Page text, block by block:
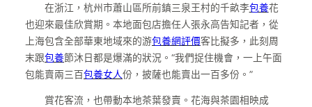
在浙江，杭州市蕭山區所前鎮三泉王村的千畝李包養花
也迎來最佳欣賞期。本地面包店擔任人張永高告知記者，從
上海包含全部華東地域來的游包養網評價客比擬多，此刻周
末跟包養節沐日都是爆滿的狀況。“我們捉住機會，一上午面
包能賣兩三百包養女人份，披薩也能賣出一百多份。”
賞花客流，也帶動本地茶葉發賣。花海與茶園相映成